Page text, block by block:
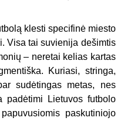
klesti specifinė miesto
Visa tai suvienija dešimtis
– neretai kelias kartas
Kuriasi, stringa,
sudėtingas metas, nes
padėtimi Lietuvos futbolo
paskutiniojo